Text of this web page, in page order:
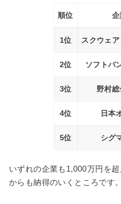
順位 企
1位 スクウェ
2位 ソフトバ
3位 野村
4位 日本
5位 シグ
いずれの企業も1,000万円を
からも納得のいくところです。